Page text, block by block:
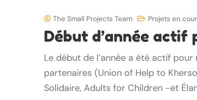
The Small Projects Team Projets en
Début d’année actif
Le début de l’année a été actif
partenaires (Union of Help to
Solidaire, Adults for Children -et